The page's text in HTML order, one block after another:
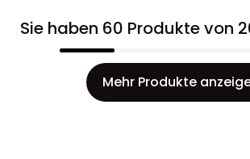
Sie haben 60 Produkte von
Mehr Produkte